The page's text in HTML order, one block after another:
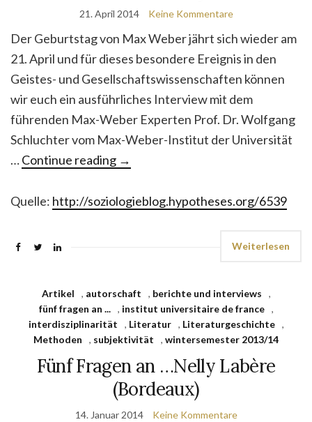
21. April 2014 Keine Kommentare
Der Geburtstag von Max Weber jährt sich wieder am
21. April und für dieses besondere Ereignis in den
Geistes- und Gesellschaftswissenschaften können
wir euch ein ausführliches Interview mit dem
führenden Max-Weber Experten Prof. Dr. Wolfgang
Schluchter vom Max-Weber-Institut der Universität
…Continue reading →
Quelle: http://soziologieblog.hypotheses.org/6539
Weiterlesen
Artikel , autorschaft , berichte und interviews
,
fünf fragen an ...
, institut universitaire de france
,
interdisziplinarität
, Literatur , Literaturgeschichte
,
Methoden
, subjektivität , wintersemester 2013/14
Fünf Fragen an …Nelly Labère
(Bordeaux)
14. Januar 2014 Keine Kommentare